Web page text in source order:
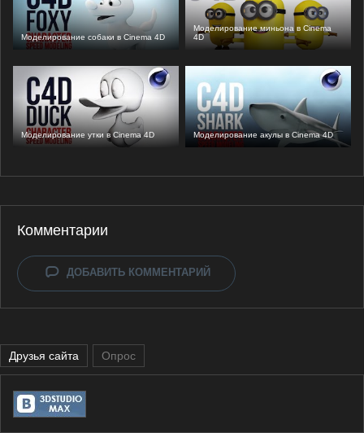
Моделирование собаки в Cinema 4D
Моделирование миньона в Cinema
4D
Моделирование утки в Cinema 4D Моделирование акулы в Cinema 4D
Комментарии
ДОБАВИТЬ КОММЕНТАРИЙ
Друзья сайта Опрос